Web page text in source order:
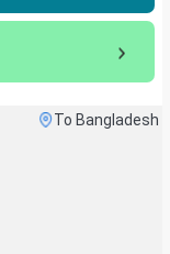
To Bangladesh